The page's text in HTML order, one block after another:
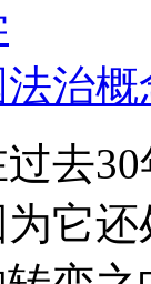
治概
去
它